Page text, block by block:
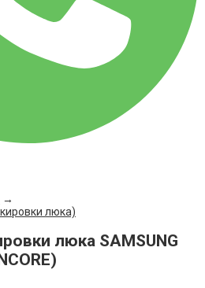
→
люка)
люка SAMSUNG